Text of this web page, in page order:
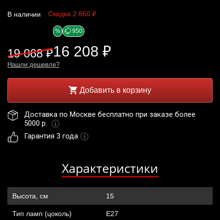
В наличии Скидка 2 860 ₽
19 068 ₽
% 950
16 208 ₽
Нашли дешевле?
Добавить в корзину
Доставка по Москве бесплатно при заказе более
5000 р.
Гарантия 3 года
Характеристики
Высота, см 15
Тип ламп (цоколь) Е27